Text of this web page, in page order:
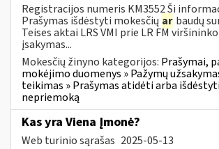
Registracijos numeris KM3552 Ši
Prašymas išdėstyti mokesčių ar baudų
Teises aktai LRS VMI prie LR FM
įsakymas...
Mokesčių žinyno kategorijos: Prašymai,
mokėjimo duomenys » Pažymų
teikimas » Prašymas atidėti arba
nepriemoką
Kas yra Viena Įmonė?
Web turinio sąrašas 2025-05-13